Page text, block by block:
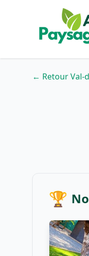
← Retour Val-
🏆